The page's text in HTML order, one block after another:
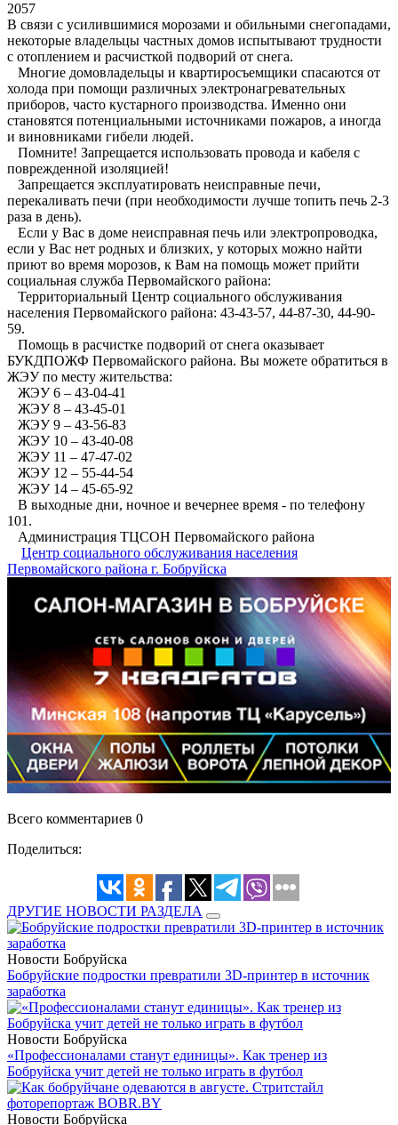
2057
В связи с усилившимися морозами и обильными снегопадами,
некоторые владельцы частных домов испытывают трудности
с отоплением и расчисткой подворий от снега.
Многие домовладельцы и квартиросъемщики спасаются от
холода при помощи различных электронагревательных
приборов, часто кустарного производства. Именно они
становятся потенциальными источниками пожаров, а иногда
и виновниками гибели людей.
Помните! Запрещается использовать провода и кабеля с
поврежденной изоляцией!
Запрещается эксплуатировать неисправные печи,
перекаливать печи (при необходимости лучше топить печь 2-3
раза в день).
Если у Вас в доме неисправная печь или электропроводка,
если у Вас нет родных и близких, у которых можно найти
приют во время морозов, к Вам на помощь может прийти
социальная служба Первомайского района:
Территориальный Центр социального обслуживания
населения Первомайского района: 43-43-57, 44-87-30, 44-90-
59.
Помощь в расчистке подворий от снега оказывает
БУКДПОЖФ Первомайского района. Вы можете обратиться в
ЖЭУ по месту жительства:
ЖЭУ 6 – 43-04-41
ЖЭУ 8 – 43-45-01
ЖЭУ 9 – 43-56-83
ЖЭУ 10 – 43-40-08
ЖЭУ 11 – 47-47-02
ЖЭУ 12 – 55-44-54
ЖЭУ 14 – 45-65-92
В выходные дни, ночное и вечернее время - по телефону
101.
Администрация ТЦСОН Первомайского района
Центр социального обслуживания населения
Первомайского района г. Бобруйска
Всего комментариев 0
Поделиться:
ДРУГИЕ НОВОСТИ РАЗДЕЛА
Новости Бобруйска
Бобруйские подростки превратили 3D-принтер в источник
заработка
Новости Бобруйска
«Профессионалами станут единицы». Как тренер из
Бобруйска учит детей не только играть в футбол
Новости Бобруйска